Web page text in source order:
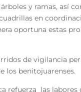
y ramas, así
en
oportuna estas
de vigilancia
los benitojuarenses.
refuerza las